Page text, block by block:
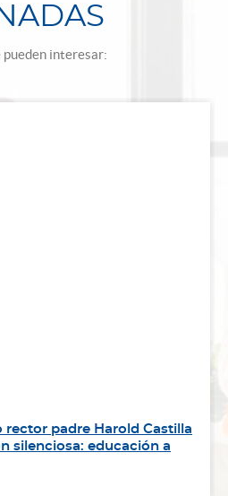
interesar:
padre Harold Castilla
silenciosa: educación a